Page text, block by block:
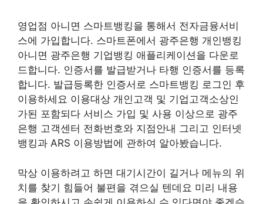
영업점 아니면 스마트뱅킹을 통해서 전자금융서비
스에 가입합니다. 스마트폰에서 광주은행 개인뱅킹
아니면 광주은행 기업뱅킹 애플리케이션을 다운로
드합니다. 인증서를 발급받거나 타행 인증서를 등록
합니다. 발급등록한 인증서로 스마트뱅킹 로그인 후
이용하세요 이용대상 개인고객 및 기업고객소상인
가된 포함되다 서비스 가입 및 사용 이상으로 광주
은행 고객센터 전화번호와 지점안내 그리고 인터넷
뱅킹과 ARS 이용방법에 관하여 알아봤습니다.
막상 이용하려고 하면 대기시간이 길거나 메뉴의 위
치를 찾기 힘들어 불편을 겪으실 텐데요 미리 내용